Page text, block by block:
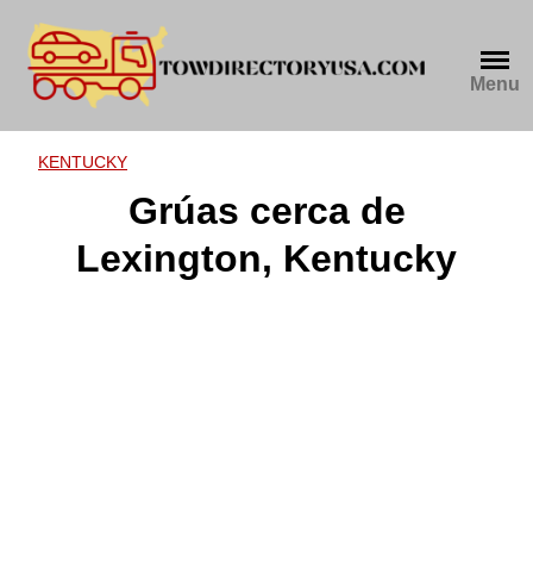
content
Menu
KENTUCKY
Grúas cerca de
Lexington, Kentucky